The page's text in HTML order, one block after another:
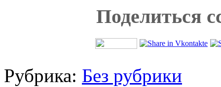
Поделиться
Рубрика: Без рубрики